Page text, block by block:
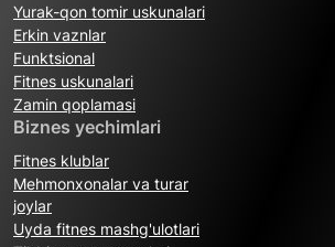
Yurak-qon tomir uskunalari
Erkin vaznlar
Funktsional
Fitnes uskunalari
Zamin qoplamasi
Biznes yechimlari
Fitnes klublar
Mehmonxonalar va turar
joylar
Uyda fitnes mashg'ulotlari